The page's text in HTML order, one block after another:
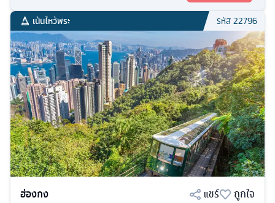
เน้นไหว้พระ รหัส22796
ฮ่องกง แชร์
ถูกใจ